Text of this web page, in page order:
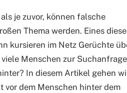
je zuvor, können falsche
Thema werden. Eines
kursieren im Netz Gerüchte
Menschen zur Suchanfrage
In diesem Artikel gehen
vor dem Menschen hinter dem